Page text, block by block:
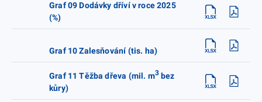
Graf 09 Dodávky dříví v roce 2025
(%)
Graf 10 Zalesňování (tis. ha)
Graf 11 Těžba dřeva (mil. m3bez
kůry)